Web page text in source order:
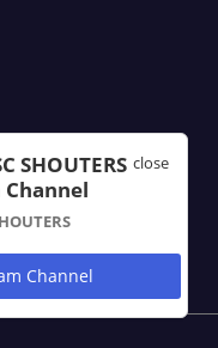
close
SHOUTERS
Channel